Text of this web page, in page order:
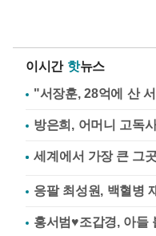
이시간 핫뉴스
"서장훈, 28억에 산
방은희, 어머니 고독
응팔 최성원, 백혈병
홍서범♥조갑경, 아들